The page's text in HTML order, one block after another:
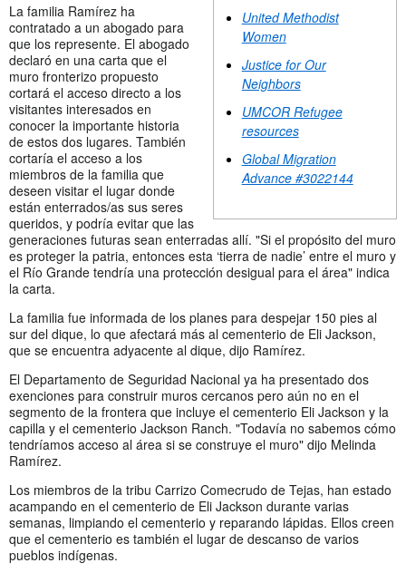
United Methodist
Women
Justice for Our
Neighbors
UMCOR Refugee
resources
Global Migration
Advance #3022144
La familia Ramírez ha
contratado a un abogado para
que los represente. El abogado
declaró en una carta que el
muro fronterizo propuesto
cortará el acceso directo a los
visitantes interesados en
conocer la importante historia
de estos dos lugares. También
cortaría el acceso a los
miembros de la familia que
deseen visitar el lugar donde
están enterrados/as sus seres
queridos, y podría evitar que las
generaciones futuras sean enterradas allí. "Si el propósito del muro
es proteger la patria, entonces esta ‘tierra de nadie’ entre el muro y
el Río Grande tendría una protección desigual para el área" indica
la carta.
La familia fue informada de los planes para despejar 150 pies al
sur del dique, lo que afectará más al cementerio de Eli Jackson,
que se encuentra adyacente al dique, dijo Ramírez.
El Departamento de Seguridad Nacional ya ha presentado dos
exenciones para construir muros cercanos pero aún no en el
segmento de la frontera que incluye el cementerio Eli Jackson y la
capilla y el cementerio Jackson Ranch. "Todavía no sabemos cómo
tendríamos acceso al área si se construye el muro" dijo Melinda
Ramírez.
Los miembros de la tribu Carrizo Comecrudo de Tejas, han estado
acampando en el cementerio de Eli Jackson durante varias
semanas, limpiando el cementerio y reparando lápidas. Ellos creen
que el cementerio es también el lugar de descanso de varios
pueblos indígenas.